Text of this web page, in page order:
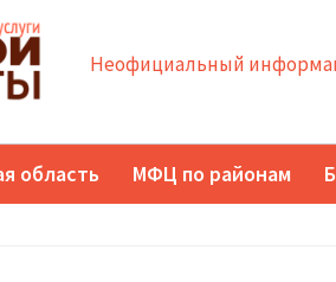
Неофициальный
область МФЦ по районам